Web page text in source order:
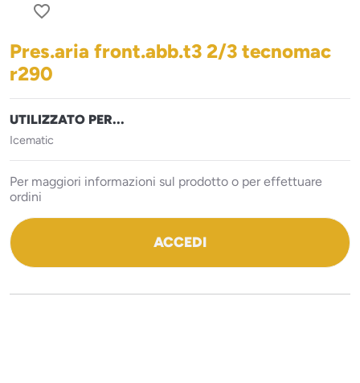
favorite_border
Pres.aria front.abb.t3 2/3 tecnomac
r290
UTILIZZATO PER...
Icematic
Per maggiori informazioni sul prodotto o per effettuare
ordini
ACCEDI